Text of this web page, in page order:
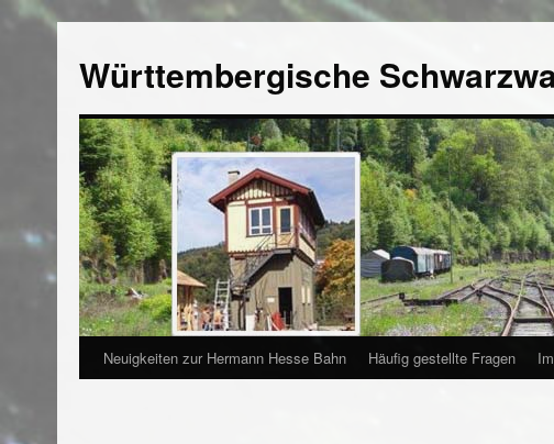
Württembergische
Neuigkeiten zur Hermann Hesse Bahn Häufig gestellte Fragen